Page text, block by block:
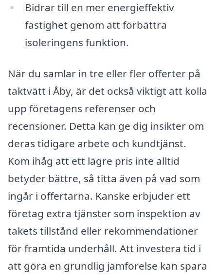
Bidrar till en mer energieffektiv
fastighet genom att förbättra
isoleringens funktion.
När du samlar in tre eller fler offerter på
taktvätt i Åby, är det också viktigt att kolla
upp företagens referenser och
recensioner. Detta kan ge dig insikter om
deras tidigare arbete och kundtjänst.
Kom ihåg att ett lägre pris inte alltid
betyder bättre, så titta även på vad som
ingår i offertarna. Kanske erbjuder ett
företag extra tjänster som inspektion av
takets tillstånd eller rekommendationer
för framtida underhåll. Att investera tid i
att göra en grundlig jämförelse kan spara